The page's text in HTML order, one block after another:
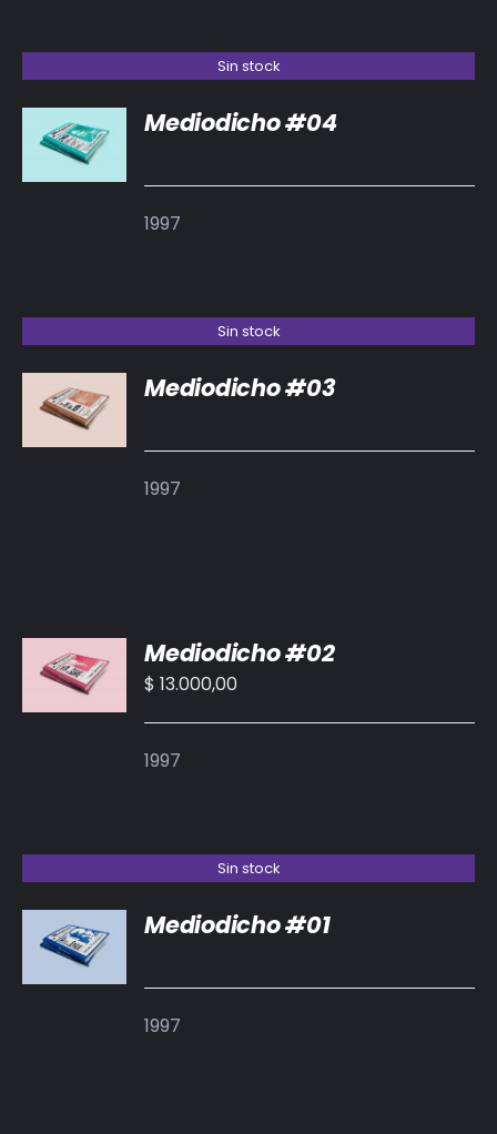
Sin stock
DETALLES
Mediodicho #04
1997
Sin stock
DETALLES
Mediodicho #03
1997
AL
CARRITO
/
Mediodicho #02
$ 13.000,00
1997
Sin stock
DETALLES
Mediodicho #01
1997